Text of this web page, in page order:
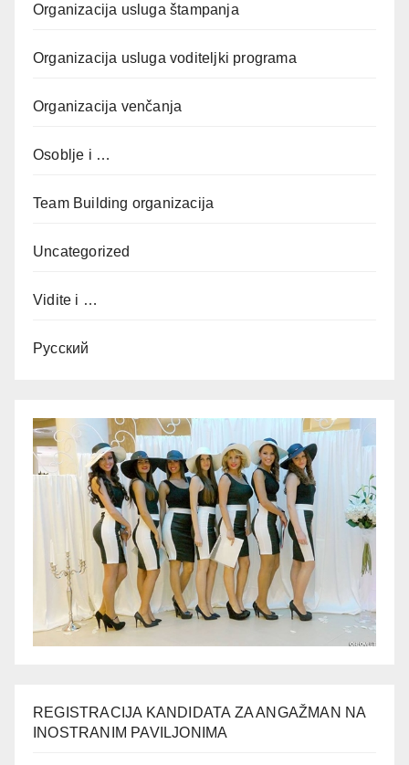
Organizacija usluga štampanja
Organizacija usluga voditeljki programa
Organizacija venčanja
Osoblje i …
Team Building organizacija
Uncategorized
Vidite i …
Русский
REGISTRACIJA KANDIDATA ZA ANGAŽMAN NA
INOSTRANIM PAVILJONIMA